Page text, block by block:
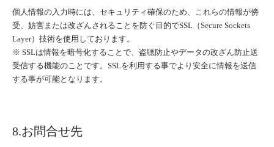
個人情報の入力時には、セキュリティ確保のため、これらの情報が傍
受、妨害または改ざんされることを防ぐ目的でSSL（Secure Sockets
Layer）技術を使用しております。
※ SSLは情報を暗号化することで、盗聴防止やデータの改ざん防止送
受信する機能のことです。SSLを利用する事でより安全に情報を送信
する事が可能となります。
8.お問合せ先